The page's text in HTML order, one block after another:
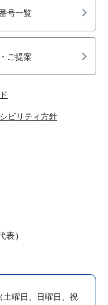
号一覧
ご提案
ビリティ方針
）
（土曜日、日曜日、祝